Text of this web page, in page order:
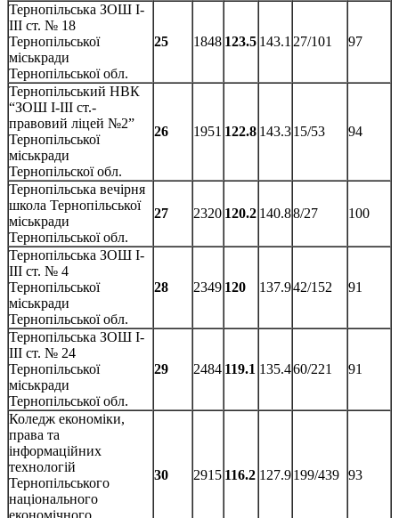
Тернопільська ЗОШ І-
ІІІ ст. № 18
Тернопільської
міськради
Тернопільської обл.
25 1848 123.5 143.1 27/101 97
Тернопільський НВК
“ЗОШ І-ІІІ ст.-
правовий ліцей №2”
Тернопільської
міськради
Тернопільскої обл.
26 1951 122.8 143.315/53 94
Тернопільська вечірня
школа Тернопільської
міськради
Тернопільської обл.
27 2320 120.2 140.88/27 100
Тернопільська ЗОШ І-
ІІІ ст. № 4
Тернопільської
міськради
Тернопільської обл.
28 2349 120 137.942/152 91
Тернопільська ЗОШ І-
ІІІ ст. № 24
Тернопільської
міськради
Тернопільської обл.
29 2484 119.1 135.460/221 91
Коледж економіки,
права та
інформаційних
технологій
Тернопільського
національного
економічного
30 2915 116.2 127.9199/439 93